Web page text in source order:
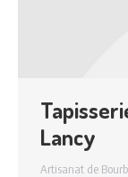
Lancy
Artisanat de